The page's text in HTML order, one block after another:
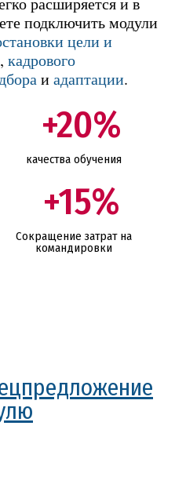
подключить модули
цели и
, кадрового
иадаптации.
+20%
качества обучения
+15%
Сокращение затрат на
командировки